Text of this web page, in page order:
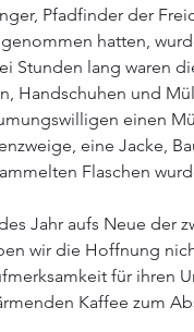
Pfadfinder der
hatten,
Stunden lang waren
Handschuhen und
einen
eine Jacke,
Flaschen
Jahr aufs Neue der
wir die Hoffnung
für ihren
Kaffee zum